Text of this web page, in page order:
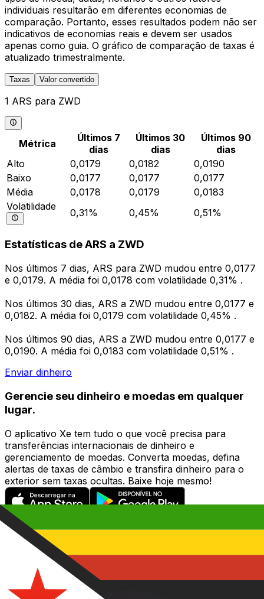
individuais resultarão em diferentes economias de
comparação. Portanto, esses resultados podem não ser
indicativos de economias reais e devem ser usados
apenas como guia. O gráfico de comparação de taxas é
atualizado trimestralmente.
Taxas Valor convertido
1 ARS para ZWD
Métrica
Últimos 7
dias
Últimos 30
dias
Últimos 90
dias
Alto
0,0179 0,0182
0,0190
Baixo
0,0177 0,0177
0,0177
Média
0,0178 0,0179
0,0183
Volatilidade
0,31% 0,45% 0,51%
Estatísticas de ARS a ZWD
Nos últimos 7 dias, ARS para ZWD mudou entre 0,0177
e 0,0179. A média foi 0,0178 com volatilidade 0,31% .
Nos últimos 30 dias, ARS a ZWD mudou entre 0,0177 e
0,0182. A média foi 0,0179 com volatilidade 0,45% .
Nos últimos 90 dias, ARS a ZWD mudou entre 0,0177 e
0,0190. A média foi 0,0183 com volatilidade 0,51% .
Enviar dinheiro
Gerencie seu dinheiro e moedas em qualquer
lugar.
O aplicativo Xe tem tudo o que você precisa para
transferências internacionais de dinheiro e
gerenciamento de moedas. Converta moedas, defina
alertas de taxas de câmbio e transfira dinheiro para o
exterior sem taxas ocultas. Baixe hoje mesmo!